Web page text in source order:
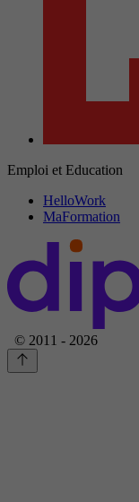
Emploi et Education
HelloWork
MaFormation
© 2011 - 2026